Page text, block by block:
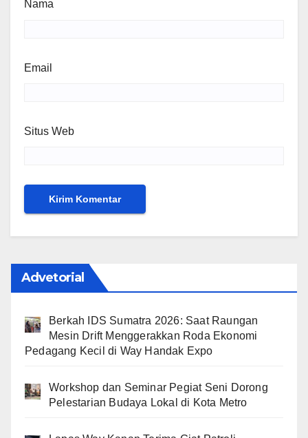
Nama
Email
Situs Web
Advetorial
Berkah IDS Sumatra 2026: Saat Raungan
Mesin Drift Menggerakkan Roda Ekonomi
Pedagang Kecil di Way Handak Expo
Workshop dan Seminar Pegiat Seni Dorong
Pelestarian Budaya Lokal di Kota Metro